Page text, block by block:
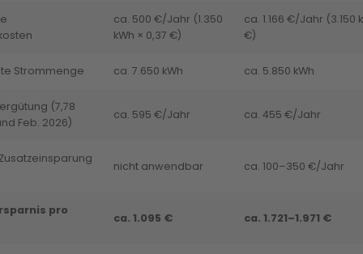
ca. 500 €/Jahr (1.350
kWh × 0,37 €)
ca. 1.166 €/Jahr (3.150
€)
Strommenge ca. 7.650 kWh ca. 5.850 kWh
(7,78
Feb. 2026)
ca. 595 €/Jahr ca. 455 €/Jahr
nicht anwendbar ca. 100–350 €/Jahr
pro
ca. 1.095 € ca. 1.721–1.971 €